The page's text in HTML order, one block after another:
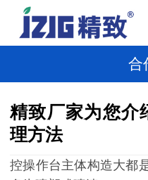
合
精致厂家为您介
理方法
控操作台主体构造大都